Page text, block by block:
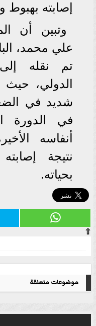
إصابته بهبوط
وتبين أن
تم نقله
الدولي، حيث
شديد في
في الدورة
أنفاسه
نتيجة
بحياته.
⇧
موضوعات متعلقة